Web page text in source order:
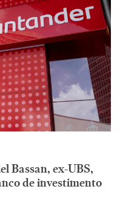
Bassan, ex-UBS,
de investimento